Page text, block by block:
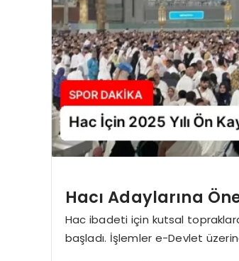
Hacı Adaylarına
Hac ibadeti için kutsal
başladı. İşlemler e-Devlet